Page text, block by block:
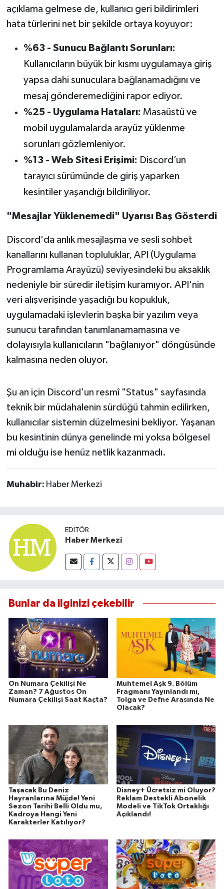
açıklama gelmese de, kullanıcı geri bildirimleri
hata türlerini net bir şekilde ortaya koyuyor:
%63 - Sunucu Bağlantı Sorunları:
Kullanıcıların büyük bir kısmı uygulamaya giriş
yapsa dahi sunuculara bağlanamadığını ve
mesaj gönderemediğini rapor ediyor.
%25 - Uygulama Hataları: Masaüstü ve
mobil uygulamalarda arayüz yüklenme
sorunları gözlemleniyor.
%13 - Web Sitesi Erişimi: Discord’un
tarayıcı sürümünde de giriş yaparken
kesintiler yaşandığı bildiriliyor.
"Mesajlar Yüklenemedi" Uyarısı Baş Gösterdi
Discord'da anlık mesajlaşma ve sesli sohbet
kanallarını kullanan topluluklar, API (Uygulama
Programlama Arayüzü) seviyesindeki bu aksaklık
nedeniyle bir süredir iletişim kuramıyor. API'nin
veri alışverişinde yaşadığı bu kopukluk,
uygulamadaki işlevlerin başka bir yazılım veya
sunucu tarafından tanımlanamamasına ve
dolayısıyla kullanıcıların "bağlanıyor" döngüsünde
kalmasına neden oluyor.
Şu an için Discord'un resmî "Status" sayfasında
teknik bir müdahalenin sürdüğü tahmin edilirken,
kullanıcılar sistemin düzelmesini bekliyor. Yaşanan
bu kesintinin dünya genelinde mi yoksa bölgesel
mi olduğu ise henüz netlik kazanmadı.
Muhabir: Haber Merkezi
EDITÖR
Haber Merkezi
Bunlar da ilginizi çekebilir
On Numara Çekilişi Ne
Zaman? 7 Ağustos On
Numara Çekilişi Saat Kaçta?
Muhtemel Aşk 9. Bölüm
Fragmanı Yayınlandı mı,
Tolga ve Defne Arasında Ne
Olacak?
Taşacak Bu Deniz
Hayranlarına Müjde! Yeni
Sezon Tarihi Belli Oldu mu,
Kadroya Hangi Yeni
Karakterler Katılıyor?
Disney+ Ücretsiz mi Oluyor?
Reklam Destekli Abonelik
Modeli ve TikTok Ortaklığı
Açıklandı!
Resmi İlanlar
SAĞLIK
SEYAHAT
SİYASET
Sındırgı
SPOR
SÜRMANŞET
TARİHTE BUGÜN
TEKNOLOJİ
Trend
TÜRKİYE
VİZYONDAKİLER